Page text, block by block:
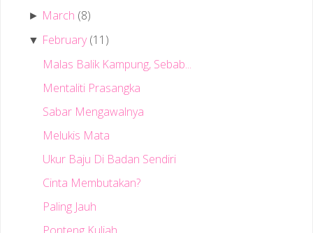
► March (8)
▼ February (11)
Malas Balik Kampung, Sebab...
Mentaliti Prasangka
Sabar Mengawalnya
Melukis Mata
Ukur Baju Di Badan Sendiri
Cinta Membutakan?
Paling Jauh